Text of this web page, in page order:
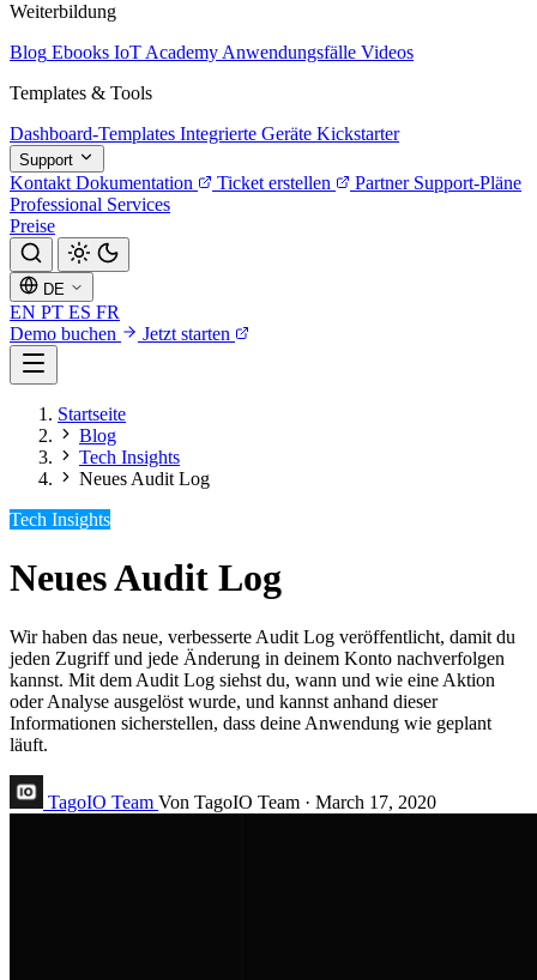
Weiterbildung
Blog Ebooks IoT Academy Anwendungsfälle Videos
Templates & Tools
Dashboard-Templates Integrierte Geräte Kickstarter
Support
Kontakt Dokumentation Ticket erstellen Partner Support-Pläne
Professional Services
Preise
DE
EN PT ES FR
Demo buchen
Jetzt starten
Startseite
Blog
Tech Insights
Neues Audit Log
Tech Insights
Neues Audit Log
Wir haben das neue, verbesserte Audit Log veröffentlicht, damit du
jeden Zugriff und jede Änderung in deinem Konto nachverfolgen
kannst. Mit dem Audit Log siehst du, wann und wie eine Aktion
oder Analyse ausgelöst wurde, und kannst anhand dieser
Informationen sicherstellen, dass deine Anwendung wie geplant
läuft.
TagoIO Team Von TagoIO Team · March 17, 2020